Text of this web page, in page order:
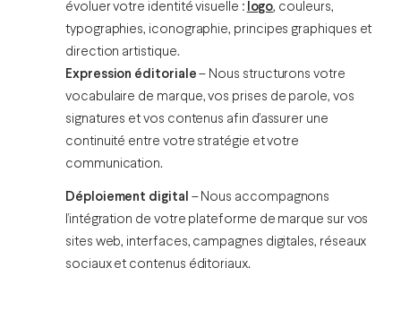
évoluer votre identité visuelle : logo, couleurs,
typographies, iconographie, principes graphiques et
direction artistique.
Expression éditoriale– Nous structurons votre
vocabulaire de marque, vos prises de parole, vos
signatures et vos contenus afin d’assurer une
continuité entre votre stratégie et votre
communication.
Déploiement digital – Nous accompagnons
l’intégration de votre plateforme de marque sur vos
sites web, interfaces, campagnes digitales, réseaux
sociaux et contenus éditoriaux.